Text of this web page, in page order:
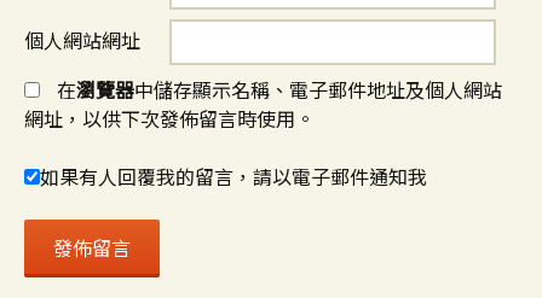
個人網站網址
在瀏覽器中儲存顯示名稱、電子郵件地址及個人網站
網址，以供下次發佈留言時使用。
如果有人回覆我的留言，請以電子郵件通知我